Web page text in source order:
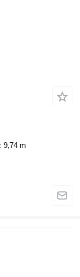
9,74 m